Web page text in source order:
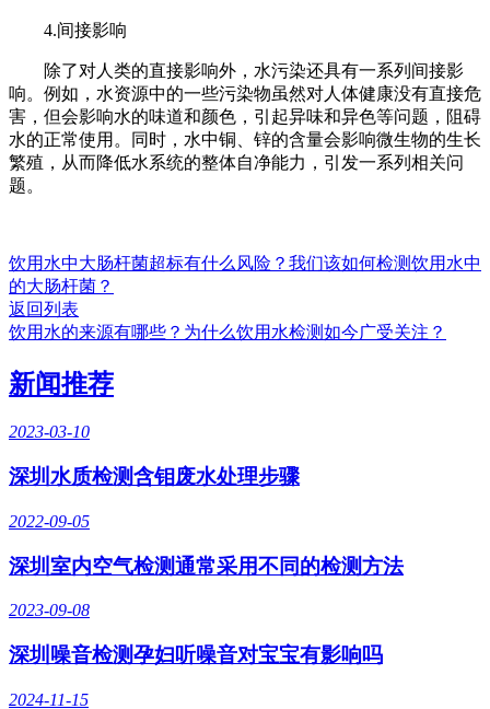
4.间接影响
除了对人类的直接影响外，水污染还具有一系列间接影
响。例如，水资源中的一些污染物虽然对人体健康没有直接危
害，但会影响水的味道和颜色，引起异味和异色等问题，阻碍
水的正常使用。同时，水中铜、锌的含量会影响微生物的生长
繁殖，从而降低水系统的整体自净能力，引发一系列相关问
题。
饮用水中大肠杆菌超标有什么风险？我们该如何检测饮用水中
的大肠杆菌？
返回列表
饮用水的来源有哪些？为什么饮用水检测如今广受关注？
新闻推荐
2023-03-10
深圳水质检测含钼废水处理步骤
2022-09-05
深圳室内空气检测通常采用不同的检测方法
2023-09-08
深圳噪音检测孕妇听噪音对宝宝有影响吗
2024-11-15